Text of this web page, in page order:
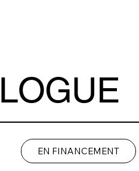
EN FINANCEMENT